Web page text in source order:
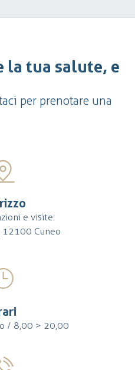
la tua salute, e
per prenotare una
e visite:
12100 Cuneo
/ 8,00 > 20,00